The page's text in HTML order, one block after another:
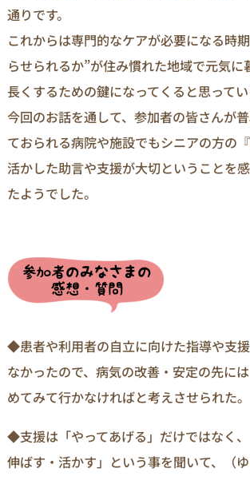
通りです。
これからは専門的なケアが必要になる時
らせられるか”が住み慣れた地域で元気に
長くするための鍵になってくると思ってい
今回のお話を通して、参加者の皆さんが
ておられる病院や施設でもシニアの方の
活かした助言や支援が大切ということを
たようでした。
◆患者や利用者の自立に向けた指導や支
なかったので、病気の改善・安定の先に
めてみて行かなければと考えさせられた。
◆支援は「やってあげる」だけではなく
伸ばす・活かす」という事を聞いて、（